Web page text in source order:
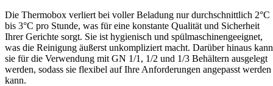
Die Thermobox verliert bei voller Beladung nur durchschnittlich 2°C
bis 3°C pro Stunde, was für eine konstante Qualität und Sicherheit
Ihrer Gerichte sorgt. Sie ist hygienisch und spülmaschinengeeignet,
was die Reinigung äußerst unkompliziert macht. Darüber hinaus kann
sie für die Verwendung mit GN 1/1, 1/2 und 1/3 Behältern ausgelegt
werden, sodass sie flexibel auf Ihre Anforderungen angepasst werden
kann.